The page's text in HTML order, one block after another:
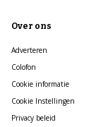
Over ons
Adverteren
Colofon
Cookie informatie
Cookie Instellingen
Privacy beleid